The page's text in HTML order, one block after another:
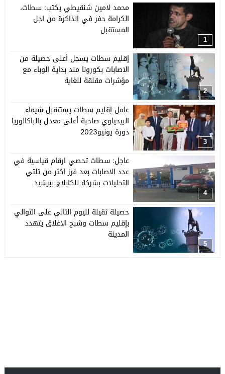
1
محمد لامين شنقيطي يكتب: سطات،
الكرامة حفر في الذاكرة من اجل
المستقبل
2
إقليم سطات يسجل أعلى حصيلة من
الاصابات بكورونا مند بداية الوباء مع
مؤشرات مقلقة للغاية
3
عامل إقليم سطات يستتقبل شيماء
البيحياوي صاحبة أعلى معدل بالباكالوريا
دورة يونيو2023
4
عاجل: سطات تحصي ارقام قياسية في
عدد الاصابات بعد فرز اكثر من تلتي
التحليلات بشركة للكابلاج ببرشيد
5
حصيلة ثقيلة لليوم الثاني على التوالي
بإقليم سطات وشبح الاغلاق يتهدد
المدينة